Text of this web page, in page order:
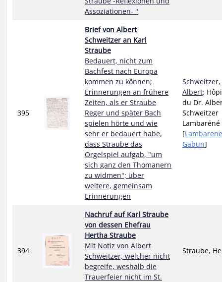
Assoziationen- "
395
Brief von Albert
Schweitzer an Karl
Straube
Bedauert, nicht zum
Bachfest nach Europa
kommen zu können;
Erinnerungen an frühere
Zeiten, als er Straube
Reger und später Bach
spielen hörte und wie
sehr er bedauert habe,
dass Straube das
Orgelspiel aufgab, "um
sich ganz den Thomanern
zu widmen"; über
weitere, gemeinsam
Erinnerungen
Schweitzer,
Albert:
du Dr.
Schweitzer
Lambaréné
[Lambarene
Gabun]
394
Nachruf auf Karl Straube
von dessen Ehefrau
Hertha Straube
Mit Notiz von Albert
Schweitzer, welcher nicht
begreife, weshalb die
Trauerfeier nicht im St.
Straube,